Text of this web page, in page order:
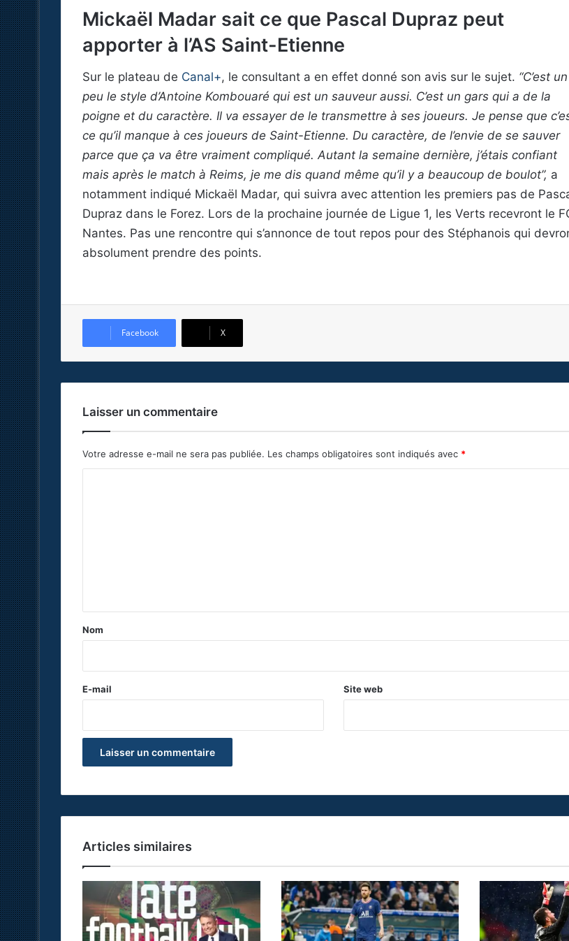
Mickaël Madar sait ce que Pascal Dupraz peut
apporter à l’AS Saint-Etienne
Sur le plateau de Canal+, le consultant a en effet donné son avis sur le sujet. “C’est un
peu le style d’Antoine Kombouaré qui est un sauveur aussi. C’est un gars qui a de la
poigne et du caractère. Il va essayer de le transmettre à ses joueurs. Je pense que
ce qu’il manque à ces joueurs de Saint-Etienne. Du caractère, de l’envie de se sauver
parce que ça va être vraiment compliqué. Autant la semaine dernière, j’étais confiant
mais après le match à Reims, je me dis quand même qu’il y a beaucoup de boulot”, a
notamment indiqué Mickaël Madar, qui suivra avec attention les premiers pas de
Dupraz dans le Forez. Lors de la prochaine journée de Ligue 1, les Verts recevront le
Nantes. Pas une rencontre qui s’annonce de tout repos pour des Stéphanois qui
absolument prendre des points.
Facebook X
Laisser un commentaire
Votre adresse e-mail ne sera pas publiée. Les champs obligatoires sont indiqués avec *
a
e
Nom
E-mail Site web
Articles similaires